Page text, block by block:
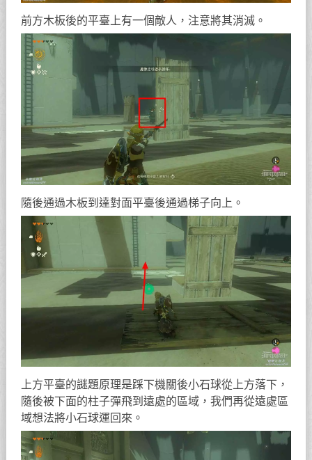
前方木板後的平臺上有一個敵人，注意將其消滅。
隨後通過木板到達對面平臺後通過梯子向上。
上方平臺的謎題原理是踩下機關後小石球從上方落下，
隨後被下面的柱子彈飛到遠處的區域，我們再從遠處區
域想法將小石球運回來。